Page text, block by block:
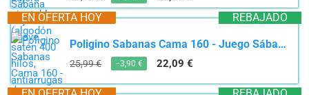
REBAJADO
EN OFERTA HOY
Poligino Sabanas Cama 160 - Juego Sábanas 4 Piezas - Sábanas Bajera Ajustable - Encimera - 2 Funda...
25,99 € −3,90 € 22,09 €